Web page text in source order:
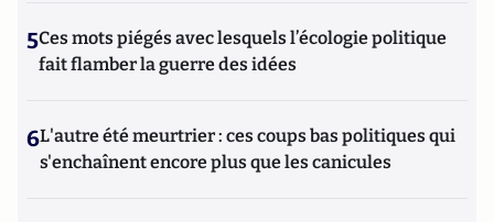
5Ces mots piégés avec lesquels l’écologie politique
fait flamber la guerre des idées
6L'autre été meurtrier : ces coups bas politiques qui
s'enchaînent encore plus que les canicules